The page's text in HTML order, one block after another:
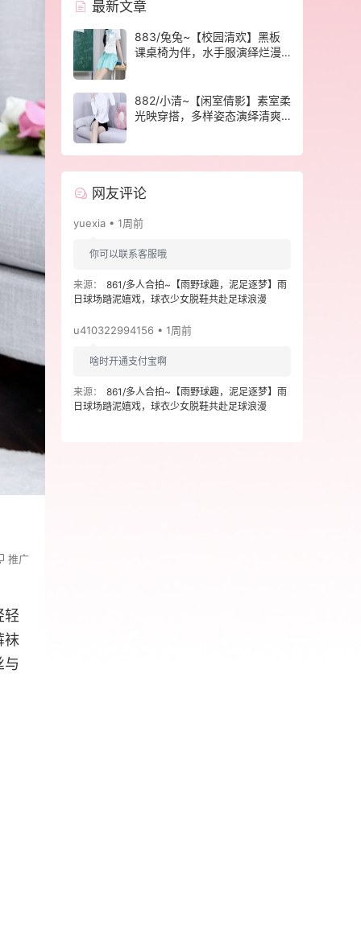
推广
轻
袜
与
最新文章
883/兔兔~【校园清欢】黑板
课桌椅为伴，水手服演绎烂漫
882/小清~【闲室倩影】素室柔
光映穿搭，多样姿态演绎清爽
网友评论
yuexia • 1周前
你可以联系客服哦
来源：
861/多人合拍~【雨野球趣，泥足逐梦】雨
日球场踏泥嬉戏，球衣少女脱鞋共赴足球浪漫
u410322994156 • 1周前
啥时开通支付宝啊
来源：
861/多人合拍~【雨野球趣，泥足逐梦】雨
日球场踏泥嬉戏，球衣少女脱鞋共赴足球浪漫